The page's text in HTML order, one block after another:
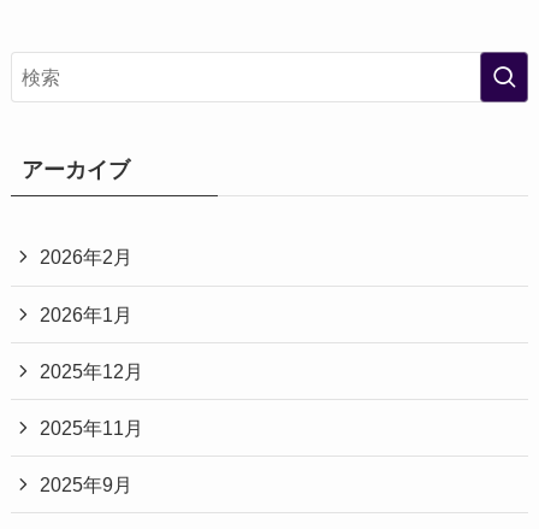
アーカイブ
2026年2月
2026年1月
2025年12月
2025年11月
2025年9月